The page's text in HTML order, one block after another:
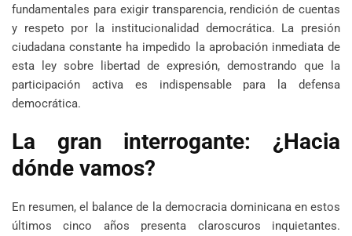
fundamentales para exigir transparencia, rendición de cuentas
y respeto por la institucionalidad democrática. La presión
ciudadana constante ha impedido la aprobación inmediata de
esta ley sobre libertad de expresión, demostrando que la
participación activa es indispensable para la defensa
democrática.
La gran interrogante: ¿Hacia
dónde vamos?
En resumen, el balance de la democracia dominicana en estos
últimos cinco años presenta claroscuros inquietantes.